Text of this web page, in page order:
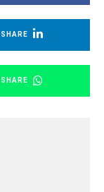
SHARE
SHARE